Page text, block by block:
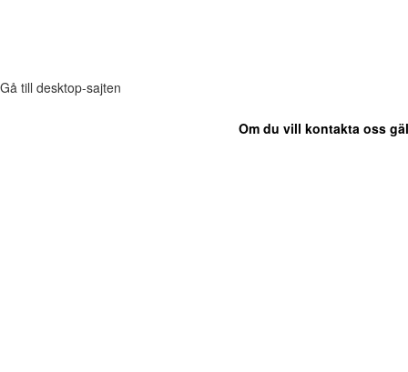
Gå till desktop-sajten
Om du vill kontakta oss